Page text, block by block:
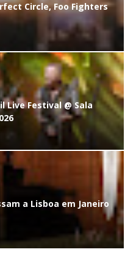
Circle, Foo Fighters
Live Festival @ Sala
a Lisboa em Janeiro